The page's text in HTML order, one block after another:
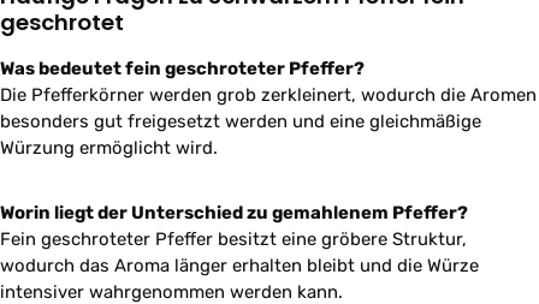
geschrotet
Was bedeutet fein geschroteter Pfeffer?
Die Pfefferkörner werden grob zerkleinert, wodurch die Aromen
besonders gut freigesetzt werden und eine gleichmäßige
Würzung ermöglicht wird.
Worin liegt der Unterschied zu gemahlenem Pfeffer?
Fein geschroteter Pfeffer besitzt eine gröbere Struktur,
wodurch das Aroma länger erhalten bleibt und die Würze
intensiver wahrgenommen werden kann.